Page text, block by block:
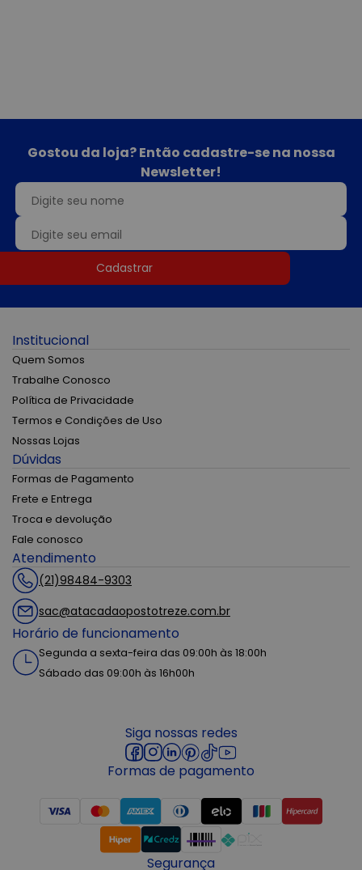
Gostou da loja? Então cadastre-se na nossa
Newsletter!
Cadastrar
Institucional
Quem Somos
Trabalhe Conosco
Política de Privacidade
Termos e Condições de Uso
Nossas Lojas
Dúvidas
Formas de Pagamento
Frete e Entrega
Troca e devolução
Fale conosco
Atendimento
(21)98484-9303
sac@atacadaopostotreze.com.br
Horário de funcionamento
Segunda a sexta-feira das 09:00h às 18:00h
Sábado das 09:00h às 16h00h
Siga nossas redes
Formas de pagamento
Segurança